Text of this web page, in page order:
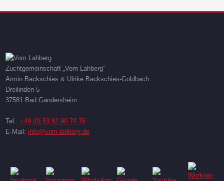
Zuchtgemeinschaft „Vom Lahberg“
Armin Backschies & Ulrike Backschies-Goldbach
Dreilinden 5
37581 Bad Gandersheim
Tel.: +49 (0) 53 82 90 74 76
E-Mail: info@vom-lahberg.de